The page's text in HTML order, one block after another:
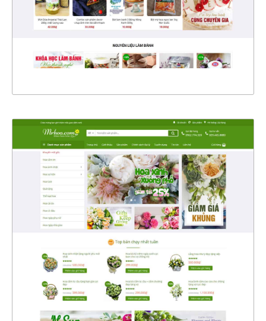
CHI TIẾT
XEM THỰC TẾ
4368
CHI TIẾT